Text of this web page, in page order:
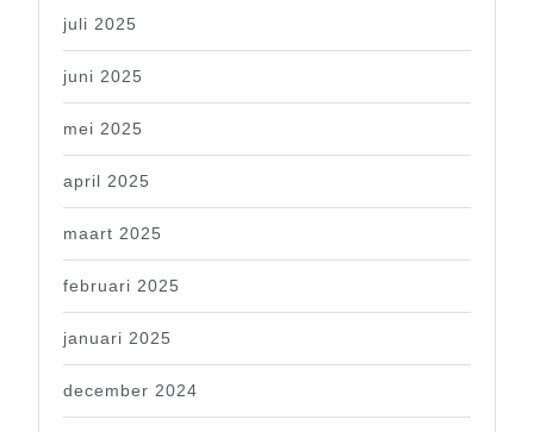
juli 2025
juni 2025
mei 2025
april 2025
maart 2025
februari 2025
januari 2025
december 2024